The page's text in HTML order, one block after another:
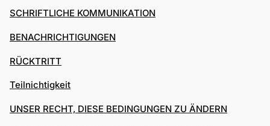
SCHRIFTLICHE KOMMUNIKATION
BENACHRICHTIGUNGEN
RÜCKTRITT
Teilnichtigkeit
UNSER RECHT, DIESE BEDINGUNGEN ZU ÄNDERN